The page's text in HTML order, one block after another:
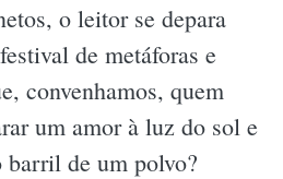
o leitor se depara
de metáforas e
convenhamos, quem
um amor à luz do sol e
barril de um polvo?